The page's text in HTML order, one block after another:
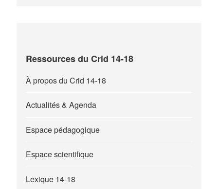
Ressources du Crid 14-18
À propos du Crid 14-18
Actualités & Agenda
Espace pédagogique
Espace scientifique
Lexique 14-18